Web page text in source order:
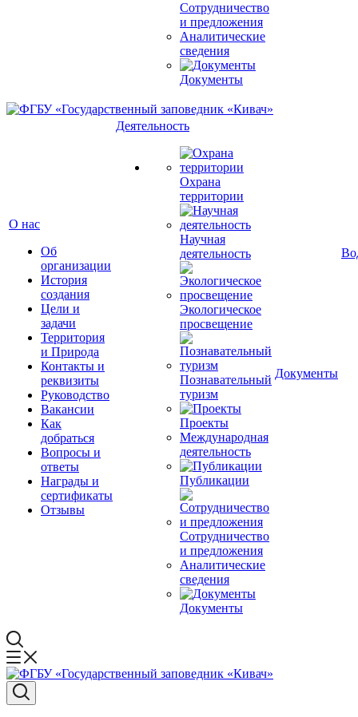
Сотрудничество
и предложения
Аналитические
сведения
Документы
О нас
Об
организации
История
создания
Цели и
задачи
Территория
и Природа
Контакты и
реквизиты
Руководство
Вакансии
Как
добраться
Вопросы и
ответы
Награды и
сертификаты
Отзывы
Деятельность
Охрана
территории
Научная
деятельность
Экологическое
просвещение
Познавательный
туризм
Проекты
Международная
деятельность
Публикации
Сотрудничество
и предложения
Аналитические
сведения
Документы
Документы